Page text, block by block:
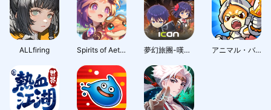
ALLfiring Spirits of Aetheria 夢幻旅團-嘆氣的亡靈想隱退聯動 アニマル・バスターズ